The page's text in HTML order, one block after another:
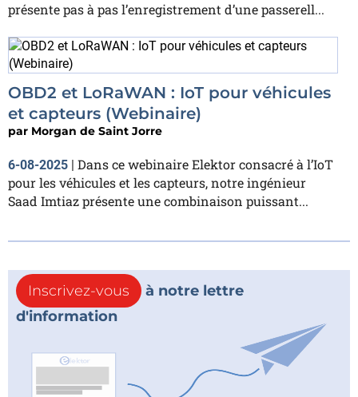
présente pas à pas l’enregistrement d’une passerell...
OBD2 et LoRaWAN : IoT pour véhicules
et capteurs (Webinaire)
par Morgan de Saint Jorre
6-08-2025 | Dans ce webinaire Elektor consacré à l’IoT
pour les véhicules et les capteurs, notre ingénieur
Saad Imtiaz présente une combinaison puissant...
Inscrivez-vous
à notre lettre
d'information